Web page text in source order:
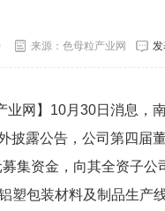
来源：色母粒产业网
业网】10月30日消息，
披露公告，公司第四届
集资金，向其全资子公
塑包装材料及制品生产